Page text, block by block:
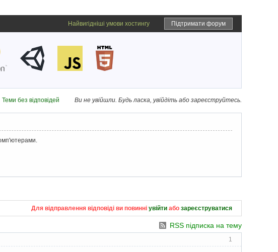
Підтримати форум
Найвигідніші умови хостингу
Ви не увійшли. Будь ласка, увійдіть або зареєструйтесь.
Теми без відповідей
Для відправлення відповіді ви повинні увійти або зареєструватися
RSS підписка на тему
1